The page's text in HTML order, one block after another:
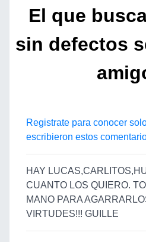
El que
sin defectos
Registrate para conocer
escribieron estos
HAY
CUANTO LOS QUIERO.
MANO PARA
VIRTUDES!!! GUILLE